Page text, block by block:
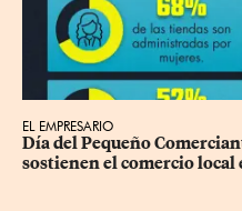
EL EMPRESARIO
Día del Pequeño
sostienen el comercio local